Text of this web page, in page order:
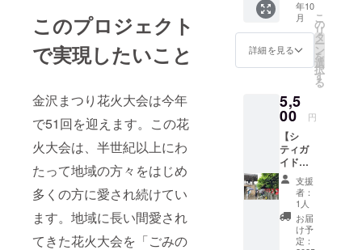
このプロジェクト
で実現したいこと
金沢まつり花火大会は今年
で51回を迎えます。この花
火大会は、半世紀以上にわ
たって地域の方々をはじめ
多くの方に愛され続けてい
ます。地域に長い間愛され
てきた花火大会を「ごみの
けている花
火大会を開
催・継続し
たい。その
ウドファン
ディングに
挑戦してい
シーン
も必見
です。
心に満
くださ
い。 ・
ター
（B2サ
イズ）1
枚 ・チ
ラシ
（B5サ
イ
ズ）
1枚 ※ポ
令和８
年３月
までの
企画ガ
のを選
んで参
加でき
ます。
参加当
日に横
浜金沢
魅力帳
をお渡
ししま
す。 企
画ガイ
ある和
菓子店
「横浜
紅谷」
の能見
台店店
木さん
を講師
に「練
り切り
教室」
を開
催！！
お土産
には人
気の豆
大福(2
個)つき
年10
月
詳細を見る
こ
の
リ
タ
ー
ン
を
選
択
す
る
5,5
00 円
【シ
ティガ
イド協
会企画
ガイド
参加券
（２
枚）】
横濱金
支援
者：
1人
お届
け予
定：